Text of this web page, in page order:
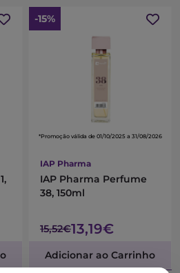
-15%
*Promoção válida de 01/10/2025 a 31/08/2026
IAP Pharma
IAP Pharma Perfume
38, 150ml
15,52€13,19€
Adicionar ao Carrinho